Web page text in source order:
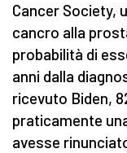
Cancer Society,
cancro alla
probabilità di
anni dalla
ricevuto Biden,
praticamente
avesse